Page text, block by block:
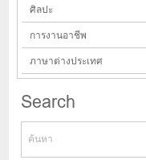
ศิลปะ
การงานอาชีพ
ภาษาต่างประเทศ
Search